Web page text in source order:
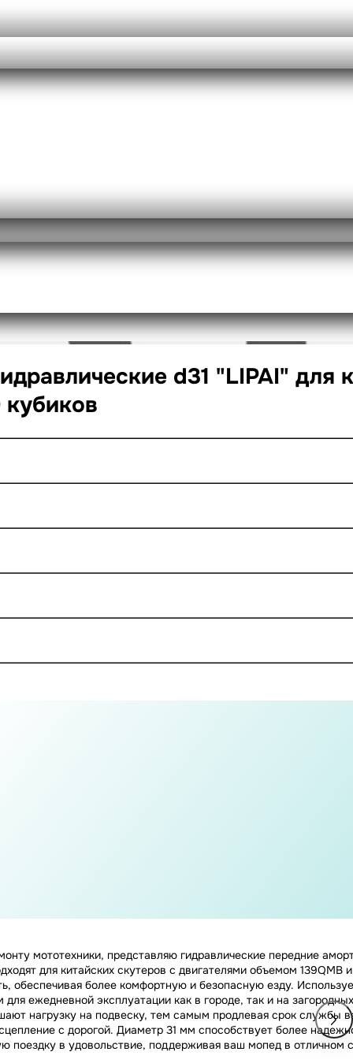
d31 "LIPAI" для
кубиков
мототехники, представляю гидравлические передние
для китайских скутеров с двигателями объемом
обеспечивая более комфортную и безопасную езду.
ежедневной эксплуатации как в городе, так и на
нагрузку на подвеску, тем самым продлевая срок службы
с дорогой. Диаметр 31 мм способствует более
в удовольствие, поддерживая ваш мопед в отличном